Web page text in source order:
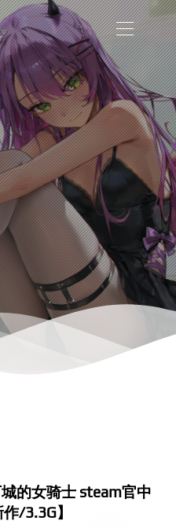
的女骑士 steam官中
/3.3G】